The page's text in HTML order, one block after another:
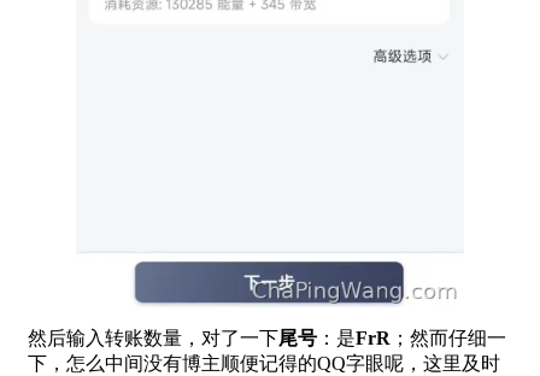
然后输入转账数量，对了一下尾号 ：是FrR ；然而仔细一
下，怎么中间没有博主顺便记得的QQ字眼呢，这里及时